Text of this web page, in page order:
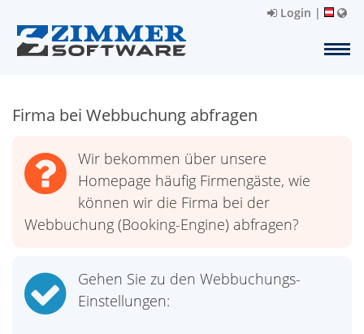
Login |
Firma bei Webbuchung abfragen
Wir bekommen über unsere
Homepage häufig Firmengäste, wie
können wir die Firma bei der
Webbuchung (Booking-Engine) abfragen?
Gehen Sie zu den Webbuchungs-
Einstellungen: